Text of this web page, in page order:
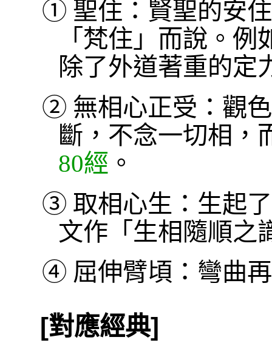
① 聖住：賢聖的安
「梵住」而說。
除了外道著重的定
② 無相心正受：觀
斷，不念一切相，
80經 。
③ 取相心生：生起
文作「生相隨順之
④ 屈伸臂頃：彎曲
[對應經典]